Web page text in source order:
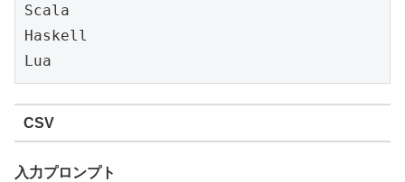
Scala
Haskell
Lua
CSV
入力プロンプト